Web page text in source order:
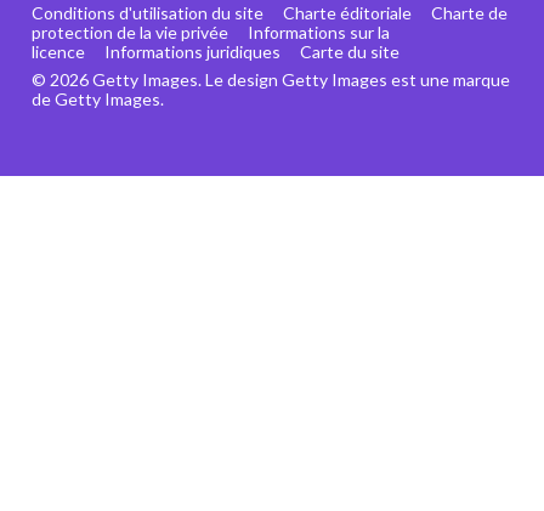
© 2026 Getty Images. Le design Getty Images est une marque
de Getty Images.
Conditions d'utilisation du site Charte éditoriale
Charte de
protection de la vie privée
Informations sur la
licence
Informations juridiques Carte du site